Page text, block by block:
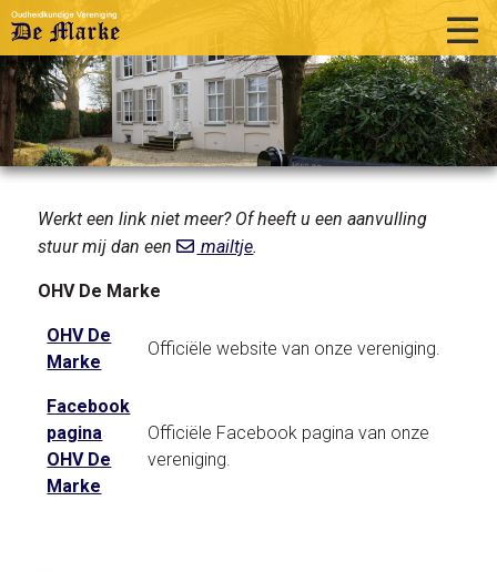
home
historie
activiteiten
publicaties
contact
Werkt een link niet meer? Of heeft u een aanvulling
stuur mij dan een
mailtje.
OHV De Marke
OHV De
Marke
Officiële website van onze vereniging.
Facebook
pagina
OHV De
Marke
Officiële Facebook pagina van onze
vereniging.